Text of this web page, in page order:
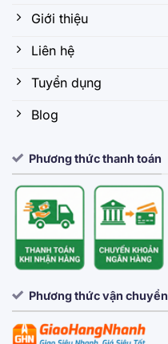
Giới thiệu
Liên hệ
Tuyển dụng
Blog
Phương thức thanh toán
Phương thức vận chuyển